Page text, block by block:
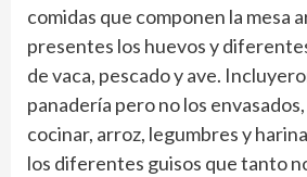
comidas que componen la mesa
presentes los huevos y
de vaca, pescado y ave.
panadería pero no los
cocinar, arroz, legumbres y
los diferentes guisos que tanto